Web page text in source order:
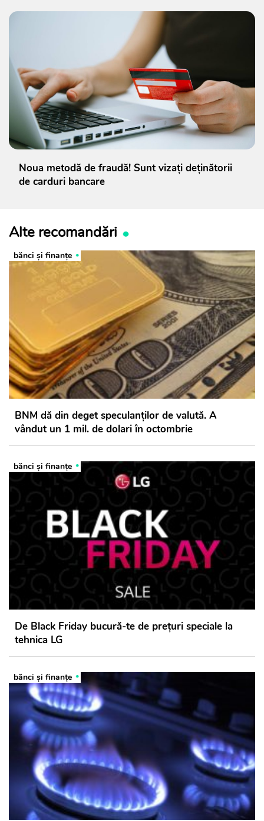
Noua metodă de fraudă! Sunt vizați deținătorii
de carduri bancare
Alte recomandări
bănci şi finanţe
BNM dă din deget speculanților de valută. A
vândut un 1 mil. de dolari în octombrie
bănci şi finanţe
De Black Friday bucură-te de prețuri speciale la
tehnica LG
bănci şi finanţe